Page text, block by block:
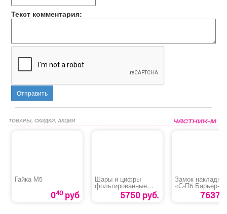
Текст комментария:
Отправить
ТОВАРЫ, СКИДКИ, АКЦИИ
Гайка М5
040руб
Шары и цифры
фольгированные
«Супер комбо»5750 руб.
Замок
«С-Пб Барьер-
7637